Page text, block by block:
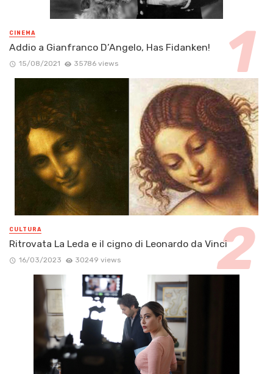
CINEMA
Addio a Gianfranco D’Angelo, Has Fidanken!
15/08/2021 35786 views
CULTURA
Ritrovata La Leda e il cigno di Leonardo da Vinci
16/03/2023 30249 views